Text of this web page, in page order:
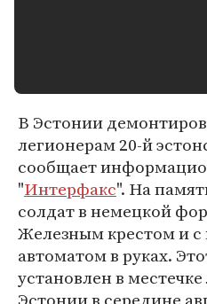
В Эстонии
легионерам 20-й
сообщает
"Интерфакс". На
солдат в немецкой
Железным крестом и
автоматом в руках.
установлен в